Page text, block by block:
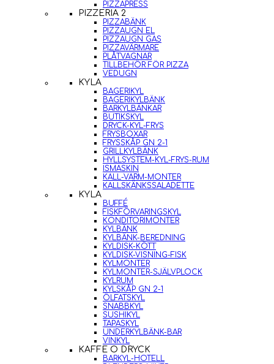
PIZZAPRESS
PIZZERIA 2
PIZZABÄNK
PIZZAUGN EL
PIZZAUGN GAS
PIZZAVÄRMARE
PLÅTVAGNAR
TILLBEHÖR FÖR PIZZA
VEDUGN
KYLA
BAGERIKYL
BAGERIKYLBÄNK
BARKYLBÄNKAR
BUTIKSKYL
DRYCK-KYL-FRYS
FRYSBOXAR
FRYSSKÅP GN 2-1
GRILLKYLBÄNK
HYLLSYSTEM-KYL-FRYS-RUM
ISMASKIN
KALL-VARM-MONTER
KALLSKÄNKSSALADETTE
KYLA
BUFFÉ
FISKFÖRVARINGSKYL
KONDITORIMONTER
KYLBÄNK
KYLBÄNK-BEREDNING
KYLDISK-KÖTT
KYLDISK-VISNING-FISK
KYLMONTER
KYLMONTER-SJÄLVPLOCK
KYLRUM
KYLSKÅP GN 2-1
ÖLFATSKYL
SNABBKYL
SUSHIKYL
TAPASKYL
UNDERKYLBÄNK-BAR
VINKYL
KAFFE O DRYCK
BARKYL-HOTELL